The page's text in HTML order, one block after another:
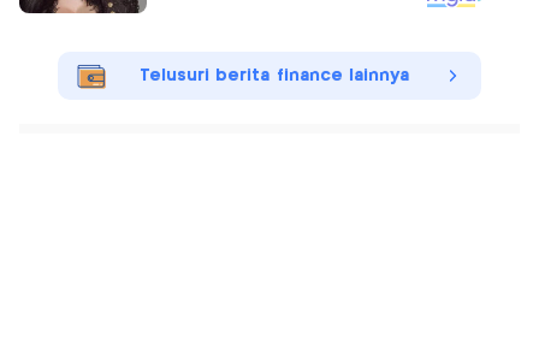
Telusuri berita finance lainnya